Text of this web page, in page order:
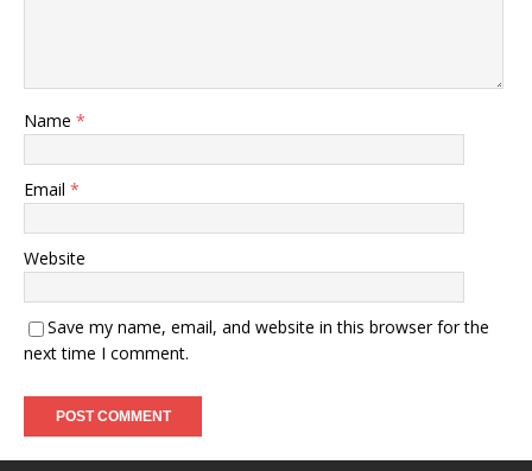
Name *
Email *
Website
Save my name, email, and website in this browser for the
next time I comment.